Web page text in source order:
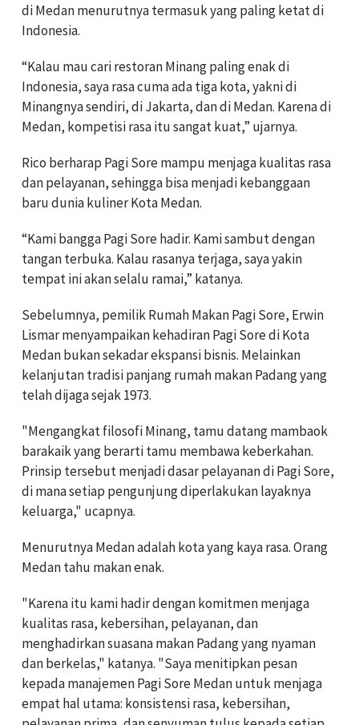
di Medan menurutnya termasuk yang paling ketat di
Indonesia.
“Kalau mau cari restoran Minang paling enak di
Indonesia, saya rasa cuma ada tiga kota, yakni di
Minangnya sendiri, di Jakarta, dan di Medan. Karena di
Medan, kompetisi rasa itu sangat kuat,” ujarnya.
Rico berharap Pagi Sore mampu menjaga kualitas rasa
dan pelayanan, sehingga bisa menjadi kebanggaan
baru dunia kuliner Kota Medan.
“Kami bangga Pagi Sore hadir. Kami sambut dengan
tangan terbuka. Kalau rasanya terjaga, saya yakin
tempat ini akan selalu ramai,” katanya.
Sebelumnya, pemilik Rumah Makan Pagi Sore, Erwin
Lismar menyampaikan kehadiran Pagi Sore di Kota
Medan bukan sekadar ekspansi bisnis. Melainkan
kelanjutan tradisi panjang rumah makan Padang yang
telah dijaga sejak 1973.
"Mengangkat filosofi Minang, tamu datang mambaok
barakaik yang berarti tamu membawa keberkahan.
Prinsip tersebut menjadi dasar pelayanan di Pagi Sore,
di mana setiap pengunjung diperlakukan layaknya
keluarga," ucapnya.
Menurutnya Medan adalah kota yang kaya rasa. Orang
Medan tahu makan enak.
"Karena itu kami hadir dengan komitmen menjaga
kualitas rasa, kebersihan, pelayanan, dan
menghadirkan suasana makan Padang yang nyaman
dan berkelas," katanya. "Saya menitipkan pesan
kepada manajemen Pagi Sore Medan untuk menjaga
empat hal utama: konsistensi rasa, kebersihan,